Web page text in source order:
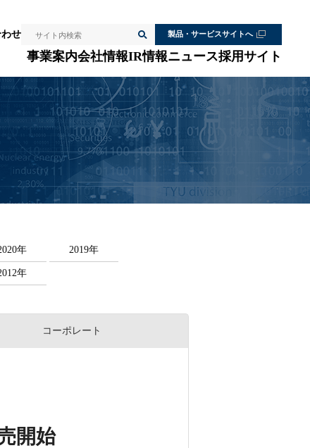
せ サイト内検索
検索
製品・サービスサイトへ
事業案内会社情報IR情報ニュース採用サイト
年 2019年
年
コーポレート
開始